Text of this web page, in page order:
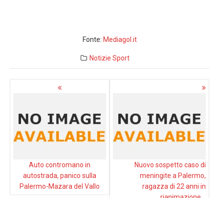
Fonte: Mediagol.it
Notizie Sport
Navigazione
Auto contromano in
autostrada, panico sulla
Palermo-Mazara del Vallo
Nuovo sospetto caso di
meningite a Palermo,
ragazza di 22 anni in